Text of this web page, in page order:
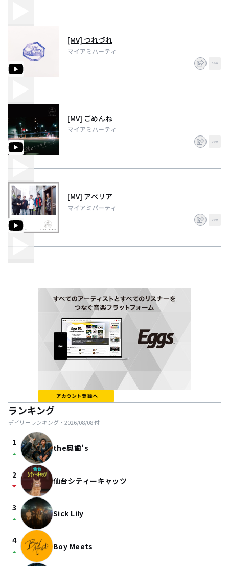
[MV] つれづれ
マイアミパーティ
[MV] ごめんね
マイアミパーティ
[MV] アベリア
マイアミパーティ
ランキング
デイリーランキング・ 2026/08/08付
1
arrow_drop_up the奥歯's
2
arrow_drop_down 仙台シティーキャッツ
3
arrow_drop_up Sick Lily
4
arrow_drop_up Boy Meets